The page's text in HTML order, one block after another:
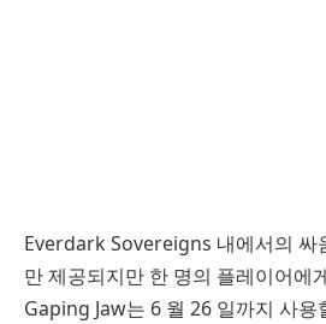
Everdark Sovereigns 내에서의 싸
만 제공되지만 한 명의 플레이어에
Gaping Jaw는 6 월 26 일까지 사용